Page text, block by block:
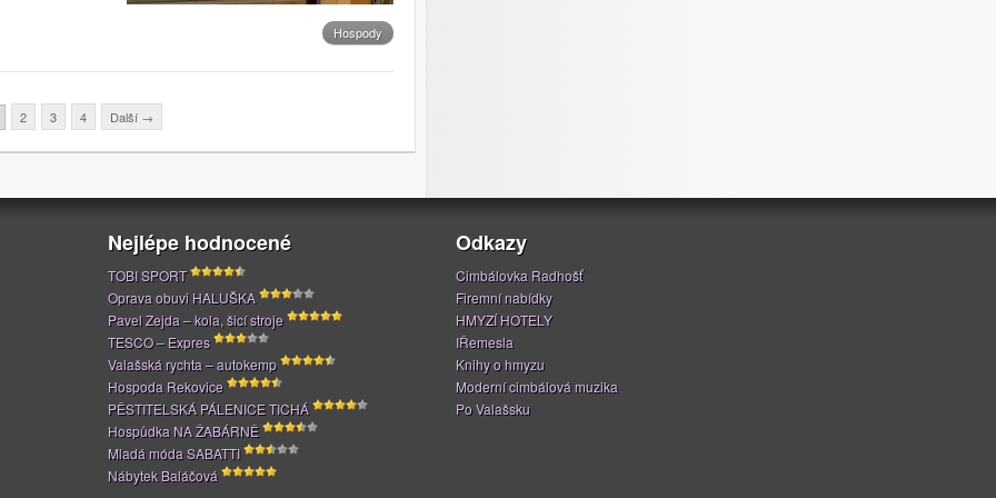
Hospody
2 3 4 Další →
Nejlépe hodnocené
TOBI SPORT
Oprava obuvi HALUŠKA
Pavel Zejda – kola, šicí stroje
TESCO – Expres
Valašská rychta – autokemp
Hospoda Rekovice
PĚSTITELSKÁ PÁLENICE TICHÁ
Hospůdka NA ŽABÁRNĚ
Mladá móda SABATTI
Nábytek Baláčová
Odkazy
Cimbálovka Radhošť
Firemní nabídky
HMYZÍ HOTELY
IŘemesla
Knihy o hmyzu
Moderní cimbálová muzika
Po Valašsku